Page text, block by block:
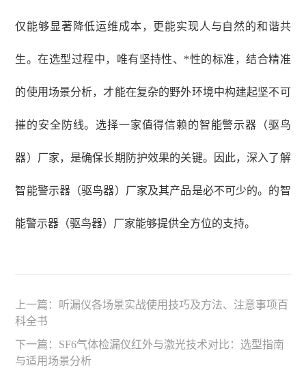
仅能够显著降低运维成本，更能实现人与自然的和谐共
生。在选型过程中，唯有坚持性、*性的标准，结合精准
的使用场景分析，才能在复杂的野外环境中构建起坚不可
摧的安全防线。选择一家值得信赖的智能警示器（驱鸟
器）厂家，是确保长期防护效果的关键。因此，深入了解
智能警示器（驱鸟器）厂家及其产品是必不可少的。的智
能警示器（驱鸟器）厂家能够提供全方位的支持。
上一篇： 听漏仪各场景实战使用技巧及方法、注意事项百
科全书
下一篇： SF6气体检漏仪红外与激光技术对比：选型指南
与适用场景分析